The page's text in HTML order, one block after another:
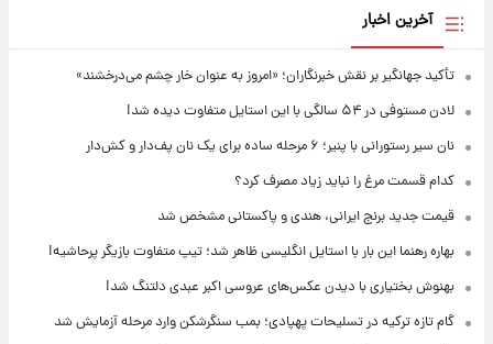
آخرین اخبار
تأکید جهانگیر بر نقش خبرنگاران؛ «امروز به عنوان خار چشم می‌درخشند»
لادن مستوفی در ۵۴ سالگی با این استایل متفاوت دیده شد!
نان سیر رستورانی با پنیر؛ ۶ مرحله ساده برای یک نان پف‌دار و کش‌دار
کدام قسمت مرغ را نباید زیاد مصرف کرد؟
قیمت جدید برنج ایرانی، هندی و پاکستانی مشخص شد
بهاره رهنما این بار با استایل انگلیسی ظاهر شد؛ تیپ متفاوت بازیگر پرحاشیه!
بهنوش بختیاری با دیدن عکس‌های عروسی اکبر عبدی دلتنگ شد!
گام تازه ترکیه در تسلیحات پهپادی؛ بمب سنگرشکن وارد مرحله آزمایش شد